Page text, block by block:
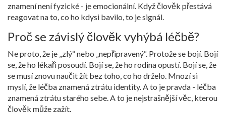
znamení není fyzické - je emocionální. Když člověk přestává
reagovat na to, co ho kdysi bavilo, to je signál.
Proč se závislý člověk vyhýbá léčbě?
Ne proto, že je „zlý“ nebo „nepřipravený“. Protože se bojí. Bojí
se, že ho lékaři posoudí. Bojí se, že ho rodina opustí. Bojí se, že
se musí znovu naučit žít bez toho, co ho drželo. Mnozí si
myslí, že léčba znamená ztrátu identity. A to je pravda - léčba
znamená ztrátu starého sebe. A to je nejstrašnější věc, kterou
člověk může zažít.